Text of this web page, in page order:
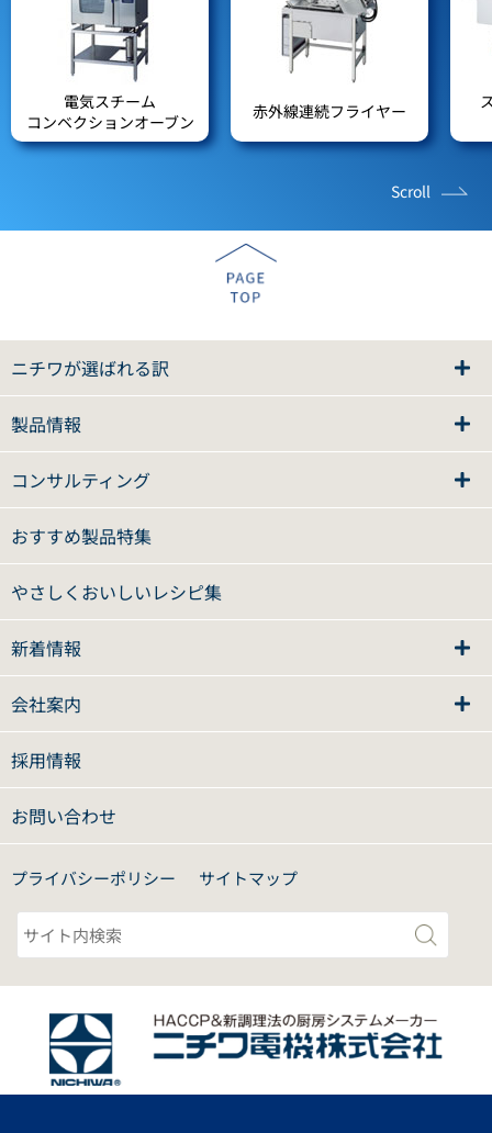
電気スチーム
コンベクションオーブン
赤外線連続フライヤー
Scroll
ニチワが選ばれる訳
製品情報
コンサルティング
おすすめ製品特集
やさしくおいしいレシピ集
新着情報
会社案内
採用情報
お問い合わせ
プライバシーポリシー サイトマップ